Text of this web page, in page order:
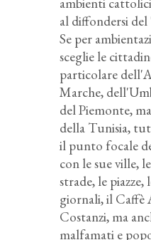
al diffondersi
Se per
sceglie le
particolare
Marche,
del Piemonte,
della Tunisia,
il punto focale
con le sue ville,
strade, le piazze,
giornali, il Caffè
Costanzi, ma
malfamati e